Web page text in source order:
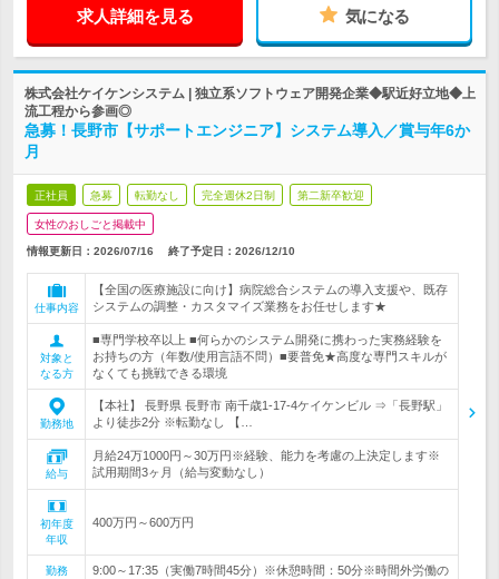
求人詳細を見る 気になる
株式会社ケイケンシステム | 独立系ソフトウェア開発企業◆駅近好立地◆上
流工程から参画◎
急募！長野市【サポートエンジニア】システム導入／賞与年6か
月
正社員 急募 転勤なし 完全週休2日制 第二新卒歓迎
女性のおしごと掲載中
情報更新日：2026/07/16 終了予定日： 2026/12/10
仕事内容
【全国の医療施設に向け】病院総合システムの導入支援や、既存
システムの調整・カスタマイズ業務をお任せします★
対象と
なる方
■専門学校卒以上 ■何らかのシステム開発に携わった実務経験を
お持ちの方（年数/使用言語不問）■要普免★高度な専門スキルが
なくても挑戦できる環境
勤務地
【本社】 長野県 長野市 南千歳1-17-4ケイケンビル ⇒「長野駅」
より徒歩2分 ※転勤なし 【…
給与
月給24万1000円～30万円※経験、能力を考慮の上決定します※
試用期間3ヶ月（給与変動なし）
初年度
年収
400万円～600万円
勤務
9:00～17:35（実働7時間45分）※休憩時間：50分※時間外労働の